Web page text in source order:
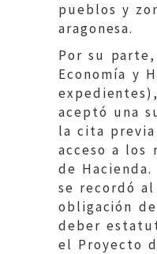
pueblos y
aragonesa.
Por su
Economía y
aceptó una
la cita
acceso a los
de Hacienda.
se recordó al
obligación
deber
el Proyecto